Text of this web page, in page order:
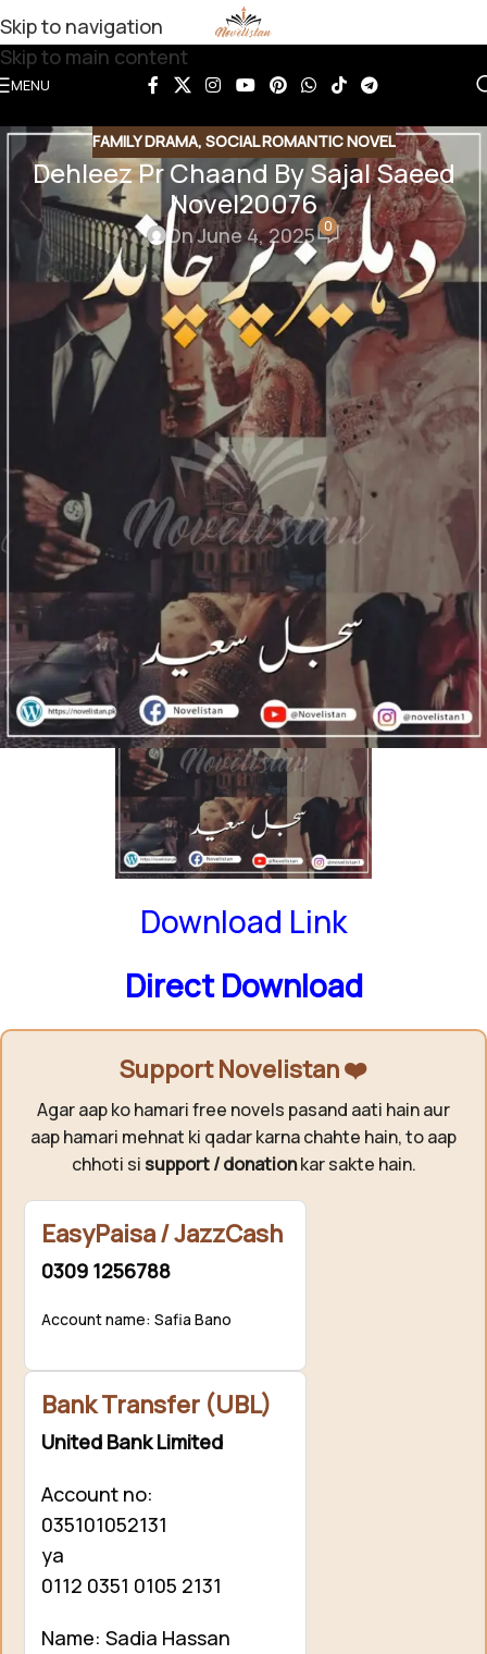
Skip to navigation
Skip to main content
MENU
FAMILY DRAMA, SOCIAL ROMANTIC NOVEL
Dehleez Pr Chaand By Sajal Saeed
Novel20076
On June 4, 2025 0
Share this Novel
Share QR Share Link Copy Code
Dehleez Pr Chaand By Sajal
Saeed
Genre: ROMCOM | family drama
Download Link
Direct Download
Support Novelistan ❤️
Agar aap ko hamari free novels pasand aati hain aur
aap hamari mehnat ki qadar karna chahte hain, to aap
chhoti si support / donationkar sakte hain.
EasyPaisa / JazzCash
0309 1256788
Account name: Safia Bano
Bank Transfer (UBL)
United Bank Limited
Account no:
035101052131
ya
0112 0351 0105 2131
Name: Sadia Hassan